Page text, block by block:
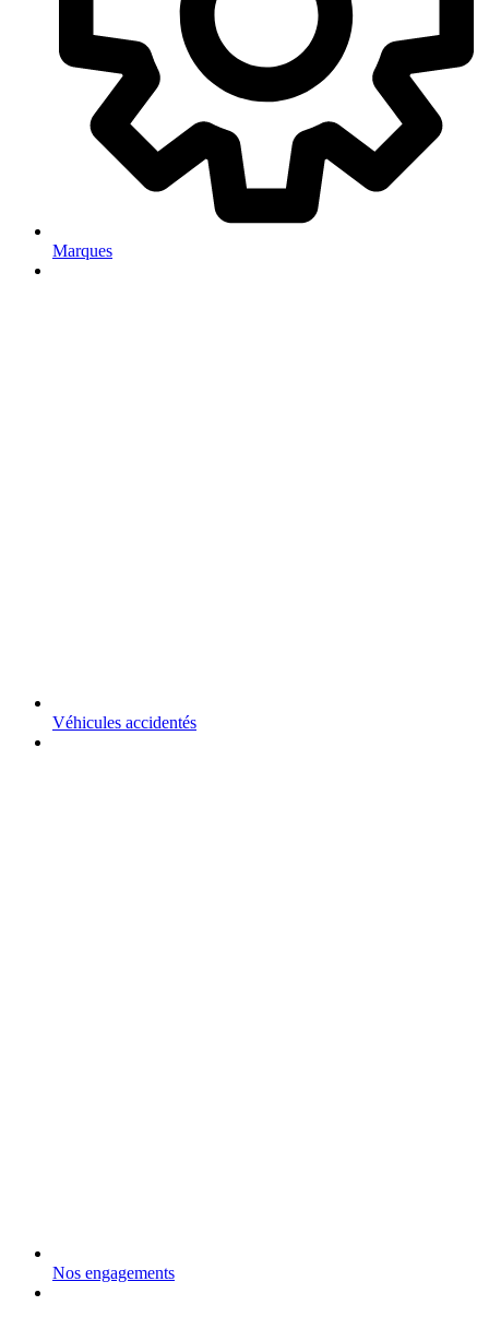
Marques
Véhicules accidentés
Nos engagements